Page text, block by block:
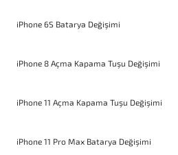
iPhone 6S Batarya Değişimi
iPhone 8 Açma Kapama Tuşu Değişimi
iPhone 11 Açma Kapama Tuşu Değişimi
iPhone 11 Pro Max Batarya Değişimi